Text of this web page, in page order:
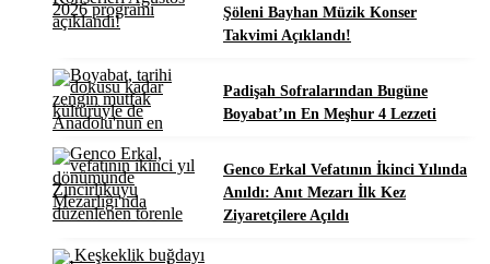
Şöleni Bayhan Müzik Konser
Takvimi Açıklandı!
Padişah Sofralarından Bugüne
Boyabat’ın En Meşhur 4 Lezzeti
Genco Erkal Vefatının İkinci Yılında
Anıldı: Anıt Mezarı İlk Kez
Ziyaretçilere Açıldı